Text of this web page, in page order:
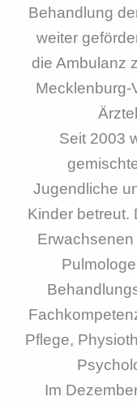
Behandlung
weiter
die Ambulanz
Mecklenburg-
Seit 2003
Jugendliche
Kinder betreut.
Pflege,
Im